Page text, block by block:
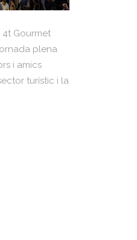
Gourmet
plena
i amics
turístic i la